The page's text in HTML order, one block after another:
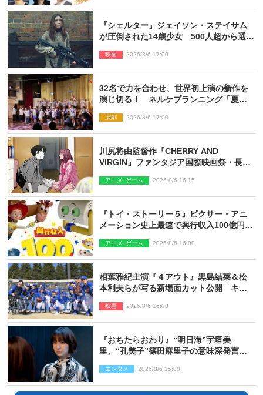
『シェルター』ジェイソン・ステイサム
が圧倒された14歳少女 500人超から選出
とは
映画 2026/8/6 17:00
32名で力を合わせ、世界初上演の新作を
演じ切る！ ネルケプランニング「夏休
ト【最終日】
演劇 2026/8/6 17:00
川尻将由監督作『CHERRY AND
VIRGIN』ファンタジア国際映画祭・長編
アニメ･ゲーム 2026/8/6 16:15
『トイ・ストーリー５』ピクサー・アニ
メーション史上最速で興行収入100億円突
アニメ･ゲーム 2026/8/6 16:00
相葉雅紀主演『４アウト』黒島結菜＆松
本利夫らが写る新場面カット公開 キャ
映画 2026/8/6 16:00
『おちたらおわり』“明日海”宇垣美
里、“孔美子”篠田麻里子の意味深発言に
開」
エンタメ 2026/8/6 15:00